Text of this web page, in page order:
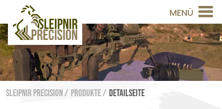
MENÜ
Sleipnir Precision / Produkte / Detailseite